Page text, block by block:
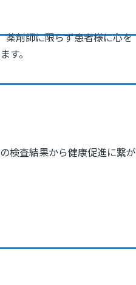
薬剤師に限らず患者様に心を
す。
検査結果から健康促進に繋が